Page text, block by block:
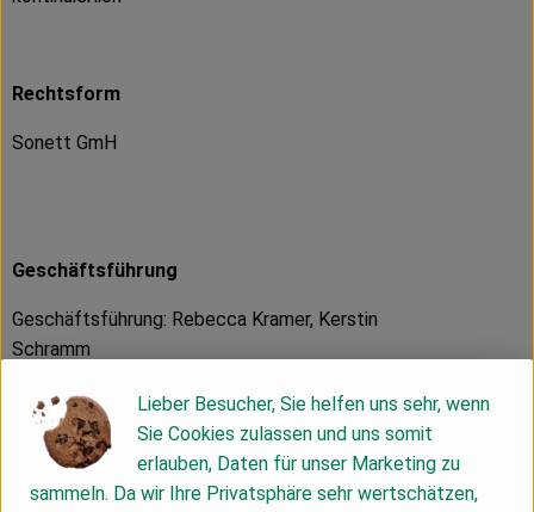
Rechtsform
Sonett GmH
Geschäftsführung
Geschäftsführung: Rebecca Kramer, Kerstin
Schramm
Markt, Verbreitungsgebiet
Sonett wird vor allem über den
Lieber Besucher, Sie helfen uns sehr, wenn
Sie Cookies zulassen und uns somit
erlauben, Daten für unser Marketing zu
sammeln. Da wir Ihre Privatsphäre sehr wertschätzen,